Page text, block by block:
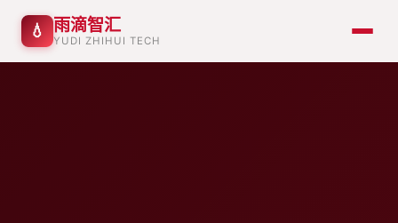
💧 雨滴智汇
YUDI ZHIHUI TECH